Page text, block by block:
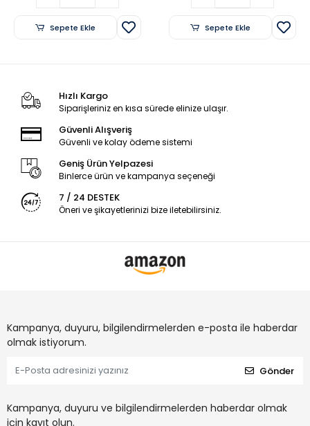
Sepete Ekle Sepete Ekle
Hızlı Kargo
Siparişleriniz en kısa sürede elinize ulaşır.
Güvenli Alışveriş
Güvenli ve kolay ödeme sistemi
Geniş Ürün Yelpazesi
Binlerce ürün ve kampanya seçeneği
7 / 24 DESTEK
Öneri ve şikayetlerinizi bize iletebilirsiniz.
Kampanya, duyuru, bilgilendirmelerden e-posta ile haberdar
olmak istiyorum.
Gönder
Kampanya, duyuru ve bilgilendirmelerden haberdar olmak
için kayıt olun.